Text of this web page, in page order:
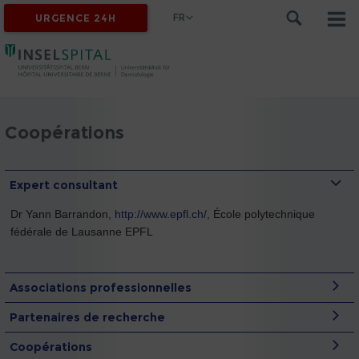
URGENCE 24H FR
Coopérations
Expert consultant
Dr Yann Barrandon, http://www.epfl.ch/ , École polytechnique
fédérale de Lausanne EPFL
Associations professionnelles
Partenaires de recherche
Coopérations